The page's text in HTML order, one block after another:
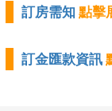
訂房需知 點擊
訂金匯款資訊